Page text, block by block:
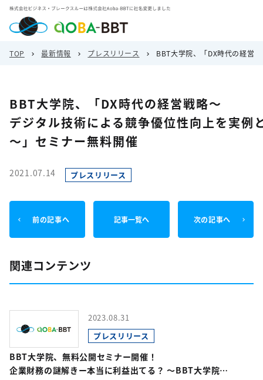
TOP 最新情報 プレスリリース BBT大学院、「DX時代の経営
BBT大学院、「DX時代の経営戦略～
デジタル技術による競争優位性向上を実例
～」セミナー無料開催
2021.07.14 プレスリリース
前の記事へ 記事一覧へ 次の記事へ
関連コンテンツ
2023.08.31
プレスリリース
BBT大学院、無料公開セミナー開催！
企業財務の謎解きー本当に利益出てる？ 〜BBT大学院